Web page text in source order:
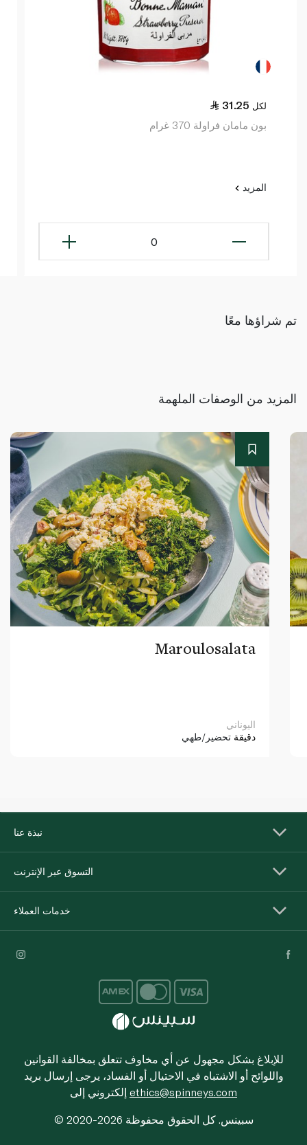
31.25 لكل
بون مامان فراولة 370 غرام
المزيد
0
تم شراؤها معًا
المزيد من الوصفات الملهمة
Maroulosalata
اليوناني
دقيقة تحضير/طهي
نبذة عنا
التسوق عبر الإنترنت
خدمات العملاء
للإبلاغ بشكل مجهول عن أي مخاوف تتعلق بمخالفة القوانين
واللوائح أو الاشتباه في الاحتيال أو الفساد، يرجى إرسال بريد
ethics@spinneys.com
© 2020-2026 سبينس. كل الحقوق محفوظة